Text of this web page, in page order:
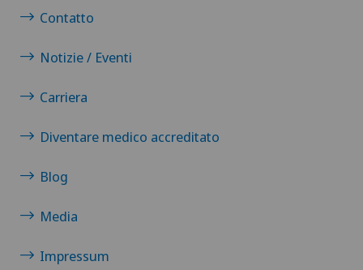
Contatto
Notizie / Eventi
Carriera
Diventare medico accreditato
Blog
Media
Impressum